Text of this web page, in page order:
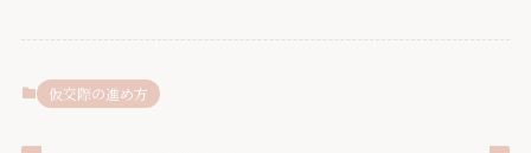
仮交際の進め方